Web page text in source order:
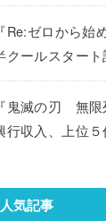
Re:ゼロから始
クールスター
鬼滅の刃 無限
行収入、上位５
人気記事